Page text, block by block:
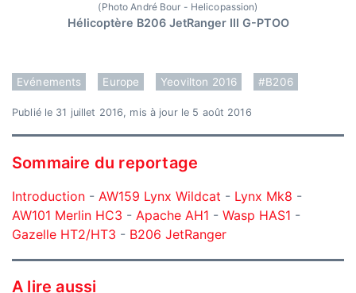
(Photo André Bour - Helicopassion)
Hélicoptère B206 JetRanger III G-PTOO
Evénements Europe Yeovilton 2016 #B206
Publié le 31 juillet 2016, mis à jour le 5 août 2016
Sommaire du reportage
Introduction - AW159 Lynx Wildcat - Lynx Mk8 -
AW101 Merlin HC3 - Apache AH1 - Wasp HAS1 -
Gazelle HT2/HT3 - B206 JetRanger
A lire aussi